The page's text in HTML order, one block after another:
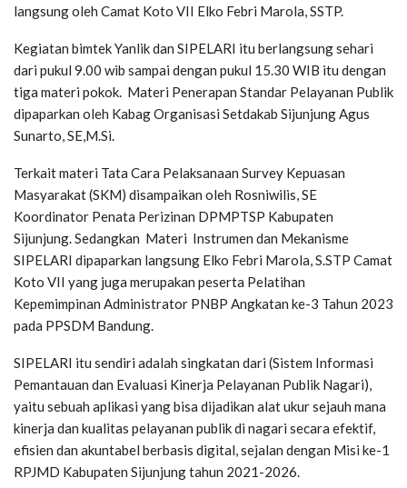
langsung oleh Camat Koto VII Elko Febri Marola, SSTP.
Kegiatan bimtek Yanlik dan SIPELARI itu berlangsung sehari
dari pukul 9.00 wib sampai dengan pukul 15.30 WIB itu dengan
tiga materi pokok. Materi Penerapan Standar Pelayanan Publik
dipaparkan oleh Kabag Organisasi Setdakab Sijunjung Agus
Sunarto, SE,M.Si.
Terkait materi Tata Cara Pelaksanaan Survey Kepuasan
Masyarakat (SKM) disampaikan oleh Rosniwilis, SE
Koordinator Penata Perizinan DPMPTSP Kabupaten
Sijunjung. Sedangkan Materi Instrumen dan Mekanisme
SIPELARI dipaparkan langsung Elko Febri Marola, S.STP Camat
Koto VII yang juga merupakan peserta Pelatihan
Kepemimpinan Administrator PNBP Angkatan ke-3 Tahun 2023
pada PPSDM Bandung.
SIPELARI itu sendiri adalah singkatan dari (Sistem Informasi
Pemantauan dan Evaluasi Kinerja Pelayanan Publik Nagari),
yaitu sebuah aplikasi yang bisa dijadikan alat ukur sejauh mana
kinerja dan kualitas pelayanan publik di nagari secara efektif,
efisien dan akuntabel berbasis digital, sejalan dengan Misi ke-1
RPJMD Kabupaten Sijunjung tahun 2021-2026.